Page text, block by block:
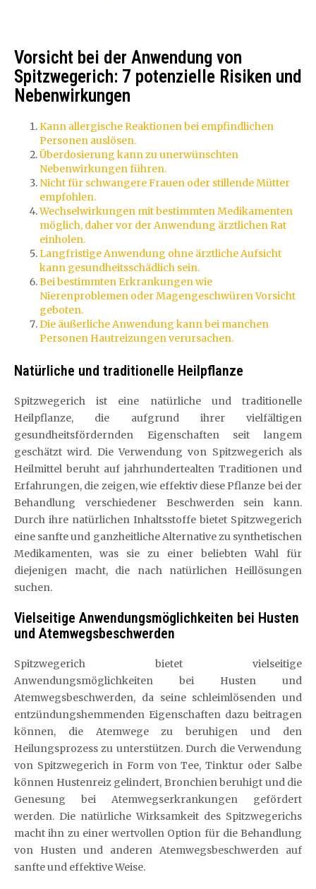
Vorsicht bei der Anwendung von
Spitzwegerich: 7 potenzielle Risiken und
Nebenwirkungen
Kann allergische Reaktionen bei empfindlichen
Personen auslösen.
Überdosierung kann zu unerwünschten
Nebenwirkungen führen.
Nicht für schwangere Frauen oder stillende Mütter
empfohlen.
Wechselwirkungen mit bestimmten Medikamenten
möglich, daher vor der Anwendung ärztlichen Rat
einholen.
Langfristige Anwendung ohne ärztliche Aufsicht
kann gesundheitsschädlich sein.
Bei bestimmten Erkrankungen wie
Nierenproblemen oder Magengeschwüren Vorsicht
geboten.
Die äußerliche Anwendung kann bei manchen
Personen Hautreizungen verursachen.
Natürliche und traditionelle Heilpflanze
Spitzwegerich ist eine natürliche und traditionelle
Heilpflanze, die aufgrund ihrer vielfältigen
gesundheitsfördernden Eigenschaften seit langem
geschätzt wird. Die Verwendung von Spitzwegerich als
Heilmittel beruht auf jahrhundertealten Traditionen und
Erfahrungen, die zeigen, wie effektiv diese Pflanze bei der
Behandlung verschiedener Beschwerden sein kann.
Durch ihre natürlichen Inhaltsstoffe bietet Spitzwegerich
eine sanfte und ganzheitliche Alternative zu synthetischen
Medikamenten, was sie zu einer beliebten Wahl für
diejenigen macht, die nach natürlichen Heillösungen
suchen.
Vielseitige Anwendungsmöglichkeiten bei Husten
und Atemwegsbeschwerden
Spitzwegerich bietet vielseitige
Anwendungsmöglichkeiten bei Husten und
Atemwegsbeschwerden, da seine schleimlösenden und
entzündungshemmenden Eigenschaften dazu beitragen
können, die Atemwege zu beruhigen und den
Heilungsprozess zu unterstützen. Durch die Verwendung
von Spitzwegerich in Form von Tee, Tinktur oder Salbe
können Hustenreiz gelindert, Bronchien beruhigt und die
Genesung bei Atemwegserkrankungen gefördert
werden. Die natürliche Wirksamkeit des Spitzwegerichs
macht ihn zu einer wertvollen Option für die Behandlung
von Husten und anderen Atemwegsbeschwerden auf
sanfte und effektive Weise.